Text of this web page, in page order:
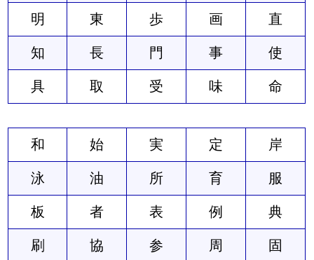
明 東 歩 画 直
知 長 門 事 使
具 取 受 味 命
和 始 実 定 岸
泳 油 所 育 服
板 者 表 例 典
刷 協 参 周 固